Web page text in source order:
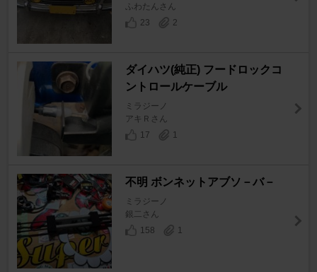
ふわたんさん
23
2
ダイハツ(純正) フードロックコ
ントロールケーブル
ミラジーノ
アキＲさん
17
1
不明 ボンネットアブソ－バ－
ミラジーノ
銀二さん
158
1